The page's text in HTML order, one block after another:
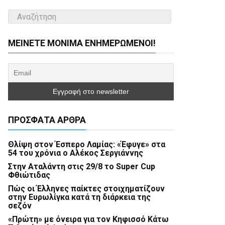
ΜΕΊΝΕΤΕ ΜΌΝΙΜΑ ΕΝΗΜΕΡΏΜΕΝΟΙ!
ΠΡΌΣΦΑΤΑ ΆΡΘΡΑ
Θλίψη στον Έσπερο Λαμίας: «Έφυγε» στα
54 του χρόνια ο Αλέκος Σεργιάννης
Στην Αταλάντη στις 29/8 το Super Cup
Φθιώτιδας
Πώς οι Έλληνες παίκτες στοιχηματίζουν
στην Ευρωλίγκα κατά τη διάρκεια της
σεζόν
«Πρώτη» με όνειρα για τον Κηφισσό Κάτω